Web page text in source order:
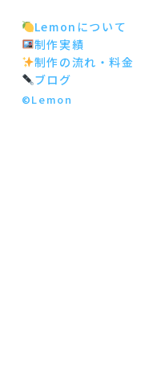
Lemonについて
制作実績
制作の流れ・料金
ブログ
©Lemon